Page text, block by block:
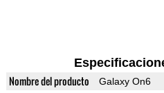
Nombre del producto Galaxy On6